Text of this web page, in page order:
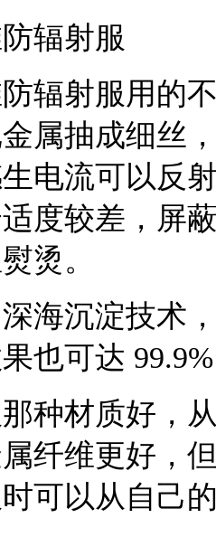
辐射服
射服用的不
属抽成细丝
电流可以反
度较差，屏
烫。
沉淀技术，
也可达
材质好，从
纤维更好，
可以从自己